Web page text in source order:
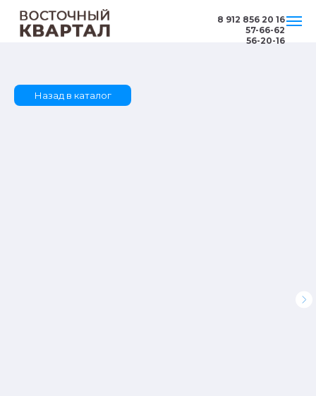
8 912 856 20 16
57-66-62
56-20-16
Назад в каталог